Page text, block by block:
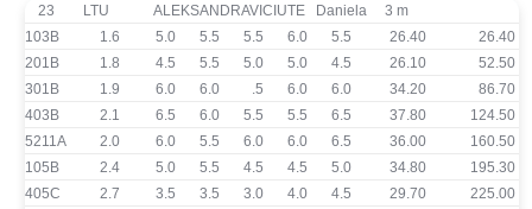
23 LTU
ALEKSANDRAVICIUTE Daniela 3 m
103B
1.6 5.0 5.5 5.5 6.0 5.5 26.40
26.40
201B
1.8 4.5 5.5 5.0 5.0 4.5 26.10
52.50
301B
1.9 6.0 6.0 .5 6.0 6.0 34.20
86.70
403B
2.1 6.5 6.0 5.5 5.5 6.5 37.80
124.50
5211A
2.0 6.0 5.5 6.0 6.0 6.5 36.00
160.50
105B
2.4 5.0 5.5 4.5 4.5 5.0 34.80
195.30
405C
2.7 3.5 3.5 3.0 4.0 4.5 29.70
225.00